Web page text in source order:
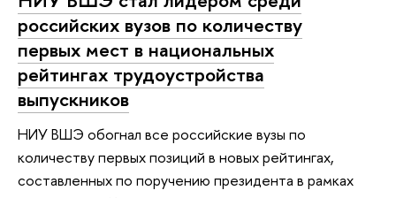
российских вузов по количеству
первых мест в национальных
рейтингах трудоустройства
выпускников
НИУ ВШЭ обогнал все российские вузы по
количеству первых позиций в новых рейтингах,
составленных по поручению президента в рамках